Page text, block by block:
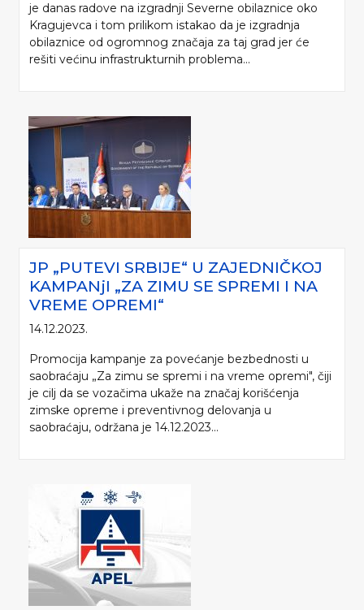
je danas radove na izgradnji Severne obilaznice oko
Kragujevca i tom prilikom istakao da je izgradnja
obilaznice od ogromnog značaja za taj grad jer će
rešiti većinu infrastrukturnih problema...
JP „PUTEVI SRBIJE“ U ZAJEDNIČKOJ
KAMPANjI „ZA ZIMU SE SPREMI I NA
VREME OPREMI“
14.12.2023.
Promocija kampanje za povećanje bezbednosti u
saobraćaju „Za zimu se spremi i na vreme opremi", čiji
je cilj da se vozačima ukaže na značaj korišćenja
zimske opreme i preventivnog delovanja u
saobraćaju, održana je 14.12.2023...